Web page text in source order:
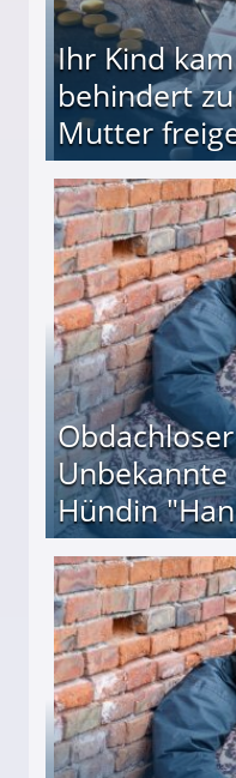
Ihr Kind
behindert
Mutter
Mutter freigesprochen!
Hündin
entführten seine Hündin